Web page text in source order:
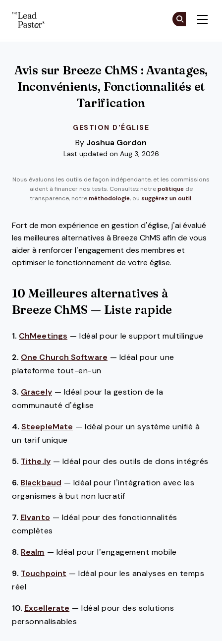
GESTION D'ÉGLISE
Avis sur Breeze ChMS : Avantages,
Inconvénients, Fonctionnalités et
Tarification
By Joshua Gordon
Last updated on Aug 3, 2026
Nous évaluons les outils de façon indépendante, et les commissions
aident à financer nos tests. Consultez notre politiquede
transparence, notre méthodologie, ou suggérez un outil.
Fort de mon expérience en gestion d’église, j’ai évalué
les meilleures alternatives à Breeze ChMS afin de vous
aider à renforcer l’engagement des membres et
optimiser le fonctionnement de votre église.
10 Meilleures alternatives à
Breeze ChMS — Liste rapide
1. ChMeetings — Idéal pour le support multilingue
2. One Church Software — Idéal pour une
plateforme tout-en-un
3. Gracely — Idéal pour la gestion de la
communauté d’église
4. SteepleMate —Idéal pour un système unifié à
un tarif unique
5. Tithe.ly — Idéal pour des outils de dons intégrés
6. Blackbaud — Idéal pour l’intégration avec les
organismes à but non lucratif
7. Elvanto — Idéal pour des fonctionnalités
complètes
8. Realm — Idéal pour l’engagement mobile
9. Touchpoint — Idéal pour les analyses en temps
réel
10. Excellerate —Idéal pour des solutions
personnalisables